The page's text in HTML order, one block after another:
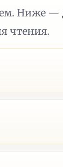
Ниже —
чтения.